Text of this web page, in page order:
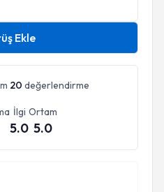
Ekle
20 değerlendirme
İlgi
5.0
Ortam
5.0